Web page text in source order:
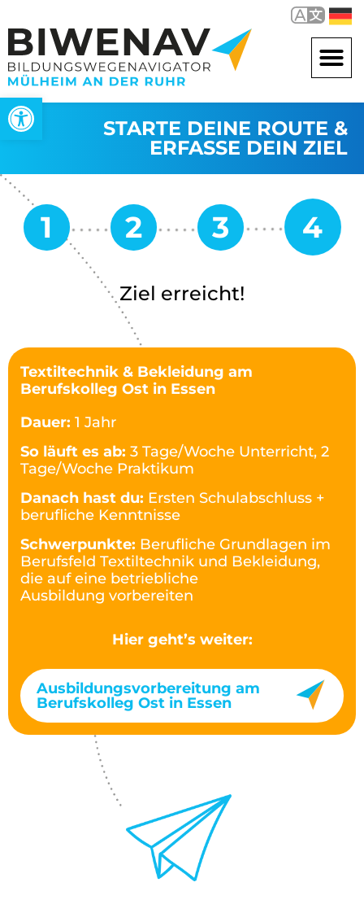
Open toolbar
STARTE DEINE ROUTE &
ERFASSE DEIN ZIEL
Ziel erreicht!
Textiltechnik & Bekleidung am
Berufskolleg Ost in Essen
Dauer: 1 Jahr
So läuft es ab: 3 Tage/Woche Unterricht, 2
Tage/Woche Praktikum
Danach hast du: Ersten Schulabschluss +
berufliche Kenntnisse
Schwerpunkte: Berufliche Grundlagen im
Berufsfeld Textiltechnik und Bekleidung,
die auf eine betriebliche
Ausbildung vorbereiten
Hier geht’s weiter:
Ausbildungsvorbereitung am
Berufskolleg Ost in Essen